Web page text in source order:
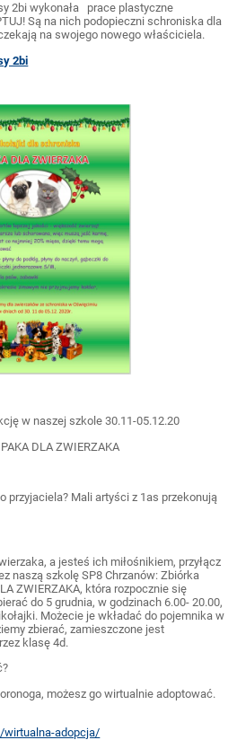
2bi wykonała prace plastyczne
Są na nich podopieczni schroniska dla
na swojego nowego właściciela.
2bi
w naszej szkole 30.11-05.12.20
DLA ZWIERZAKA
przyjaciela? Mali artyści z 1as przekonują
a jesteś ich miłośnikiem, przyłącz
naszą szkolę SP8 Chrzanów: Zbiórka
ZWIERZAKA, która rozpocznie się
do 5 grudnia, w godzinach 6.00- 20.00,
Możecie je wkładać do pojemnika w
zbierać, zamieszczone jest
klasę 4d.
możesz go wirtualnie adoptować.
wirtualna-adopcja/